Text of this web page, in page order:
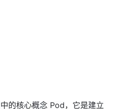
的核心概念 Pod，它是建立